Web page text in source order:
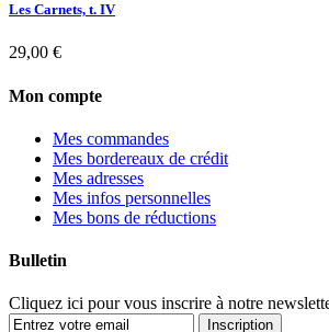
Les Carnets, t. IV
29,00 €
Mon compte
Mes commandes
Mes bordereaux de crédit
Mes adresses
Mes infos personnelles
Mes bons de réductions
Bulletin
Cliquez ici pour vous inscrire à notre
Inscription